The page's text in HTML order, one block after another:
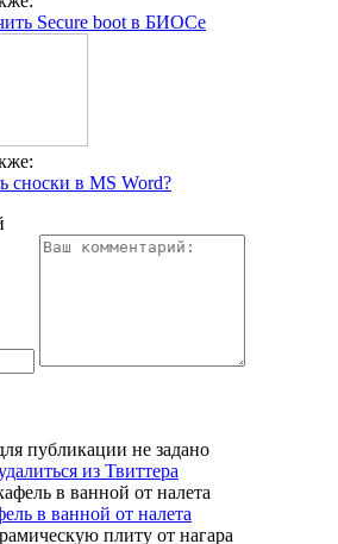
Secure boot в БИОСе
сноски в MS Word?
из Твиттера
в ванной от налета